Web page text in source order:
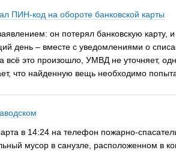
ПИН-код на обороте банковской карты
он потерял банковскую карту,
день – вместе с уведомлениями о
это произошло, УМВД не уточняет,
что найденную вещь необходимо
в 14:24 на телефон пожарно-
мусор в санузле, расположенном в